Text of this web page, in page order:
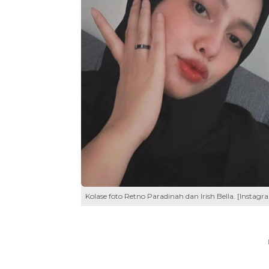
Kolase foto Retno Paradinah dan Irish Bella.